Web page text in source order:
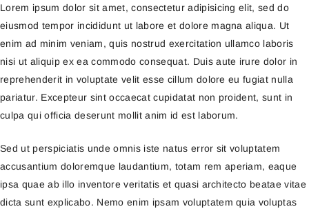
Lorem ipsum dolor sit amet, consectetur adipisicing elit, sed do
eiusmod tempor incididunt ut labore et dolore magna aliqua. Ut
enim ad minim veniam, quis nostrud exercitation ullamco laboris
nisi ut aliquip ex ea commodo consequat. Duis aute irure dolor in
reprehenderit in voluptate velit esse cillum dolore eu fugiat nulla
pariatur. Excepteur sint occaecat cupidatat non proident, sunt in
culpa qui officia deserunt mollit anim id est laborum.
Sed ut perspiciatis unde omnis iste natus error sit voluptatem
accusantium doloremque laudantium, totam rem aperiam, eaque
ipsa quae ab illo inventore veritatis et quasi architecto beatae vitae
dicta sunt explicabo. Nemo enim ipsam voluptatem quia voluptas